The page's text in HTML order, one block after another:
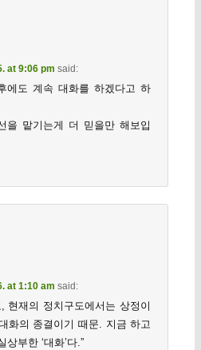
at 9:06 pm said:
에도 계속 대화를 하겠다고 하
을 맡기는게 더 믿을만 해보입
at 1:10 am said:
현재의 정치구도에서는 상정이
화의 종결이기 때문. 지금 하고
부한 ‘대화’다.”